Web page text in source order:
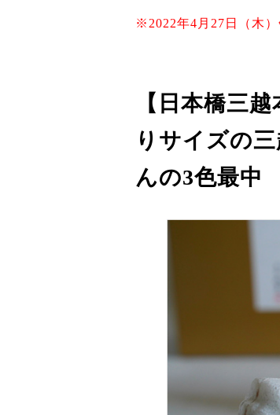
※2022年4月27日（木
【日本橋三
りサイズの
んの3色最中